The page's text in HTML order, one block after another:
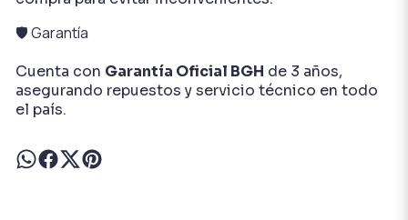
🛡️ Garantía
Cuenta con Garantía Oficial BGH de 3 años,
asegurando repuestos y servicio técnico en todo
el país.